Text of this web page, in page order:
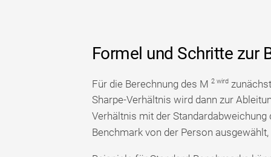
Formel und Schritte zur
Für die Berechnung des M 2 wird
Sharpe-Verhältnis wird dann zur
Verhältnis mit der
Benchmark von der Person